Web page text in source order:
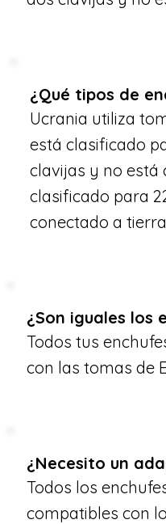
¿Qué tipos de
Ucrania utiliza
está clasificado
clavijas y no está
clasificado para
conectado a
¿Son iguales los
Todos tus
con las tomas de
¿Necesito un
Todos los
compatibles con